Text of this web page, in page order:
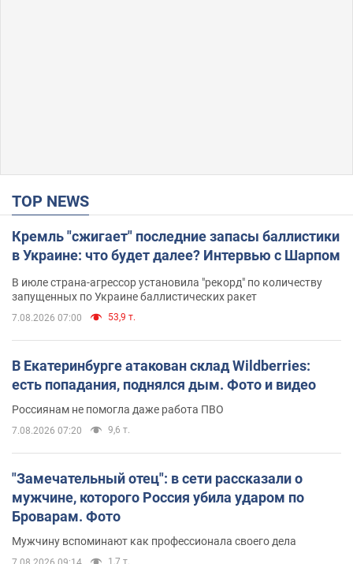
TOP NEWS
Кремль "сжигает" последние запасы баллистики
в Украине: что будет далее? Интервью с Шарпом
В июле страна-агрессор установила "рекорд" по количеству
запущенных по Украине баллистических ракет
7.08.2026 07:00 53,9 т.
В Екатеринбурге атакован склад Wildberries:
есть попадания, поднялся дым. Фото и видео
Россиянам не помогла даже работа ПВО
7.08.2026 07:20 9,6 т.
"Замечательный отец": в сети рассказали о
мужчине, которого Россия убила ударом по
Броварам. Фото
Мужчину вспоминают как профессионала своего дела